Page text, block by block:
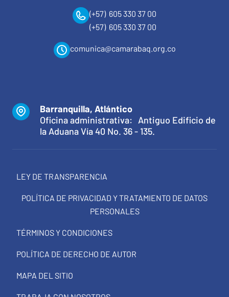
(+57) 605 330 37 00
(+57) 605 330 37 00
comunica@camarabaq.org.co
Barranquilla, Atlántico
Oficina administrativa: Antiguo Edificio de
la Aduana Vía 40 No. 36 - 135.
LEY DE TRANSPARENCIA
POLÍTICA DE PRIVACIDAD Y TRATAMIENTO DE DATOS
PERSONALES
TÉRMINOS Y CONDICIONES
POLÍTICA DE DERECHO DE AUTOR
MAPA DEL SITIO